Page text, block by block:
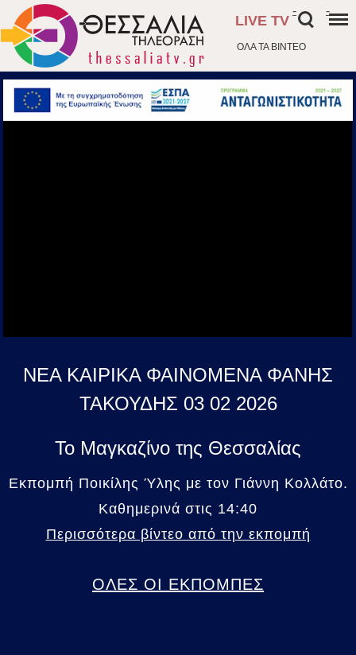
ΟΛΑ ΤΑ ΒΙΝΤΕΟ
LIVE TV
- -
ΝΕΑ ΚΑΙΡΙΚΑ ΦΑΙΝΟΜΕΝΑ ΦΑΝΗΣ
ΤΑΚΟΥΔΗΣ 03 02 2026
Το Μαγκαζίνο της Θεσσαλίας
Εκπομπή Ποικίλης Ύλης με τον Γιάννη Κολλάτο.
Καθημερινά στις 14:40
Περισσότερα βίντεο από την εκπομπή
ΟΛΕΣ ΟΙ ΕΚΠΟΜΠΕΣ